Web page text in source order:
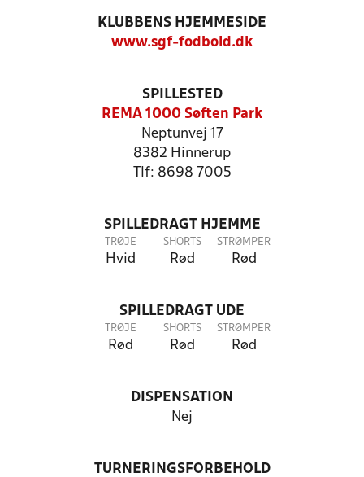
KLUBBENS HJEMMESIDE
www.sgf-fodbold.dk
SPILLESTED
REMA 1000 Søften Park
Neptunvej 17
8382 Hinnerup
Tlf: 8698 7005
SPILLEDRAGT HJEMME
TRØJE
Hvid
SHORTS
Rød
STRØMPER
Rød
SPILLEDRAGT UDE
TRØJE
Rød
SHORTS
Rød
STRØMPER
Rød
DISPENSATION
Nej
TURNERINGSFORBEHOLD